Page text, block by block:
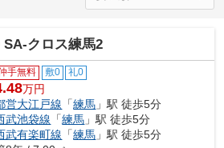
SA-クロス練馬2
手無料 敷0 礼0
万円
営大江戸線 「練馬 」駅 徒歩5分
武池袋線 「練馬 」駅 徒歩5分
武有楽町線 「練馬 」駅 徒歩5分